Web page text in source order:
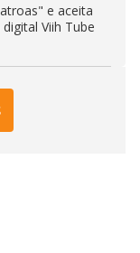
e aceita
Viih Tube